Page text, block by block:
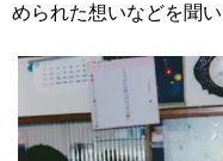
められた想いなどを聞い